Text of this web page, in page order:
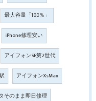
最大容量「100％」
iPhone修理安い
アイフォンSE第2世代
アイフォンXsMax
そのまま即日修理